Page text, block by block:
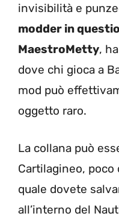
invisibilità e
modder in
MaestroMetty,
dove chi gioca a
mod può
oggetto raro.
La collana può
Cartilagineo, poco
quale dovete
all’interno del